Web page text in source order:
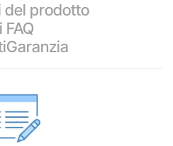
del prodotto
Garanzia